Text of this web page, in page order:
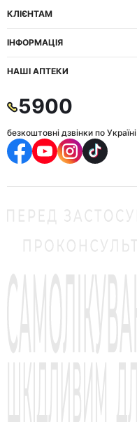
КЛІЄНТАМ
ІНФОРМАЦІЯ
НАШІ АПТЕКИ
5900
безкоштовні дзвінки по Україні